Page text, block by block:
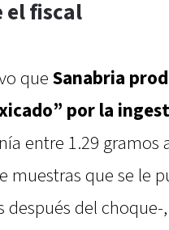
el fiscal
que Sanabria
por la
entre 1.29 gramos
muestras que se le
después del